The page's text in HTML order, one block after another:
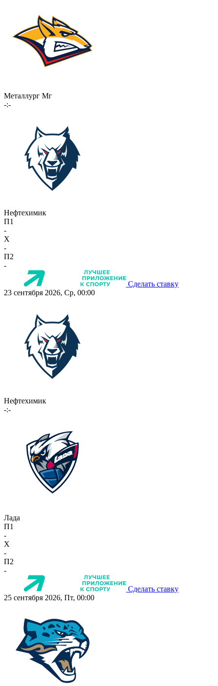
Металлург Мг
-:-
Нефтехимик
П1
-
X
-
П2
-
Сделать ставку
23 сентября 2026, Ср, 00:00
Нефтехимик
-:-
Лада
П1
-
X
-
П2
-
Сделать ставку
25 сентября 2026, Пт, 00:00